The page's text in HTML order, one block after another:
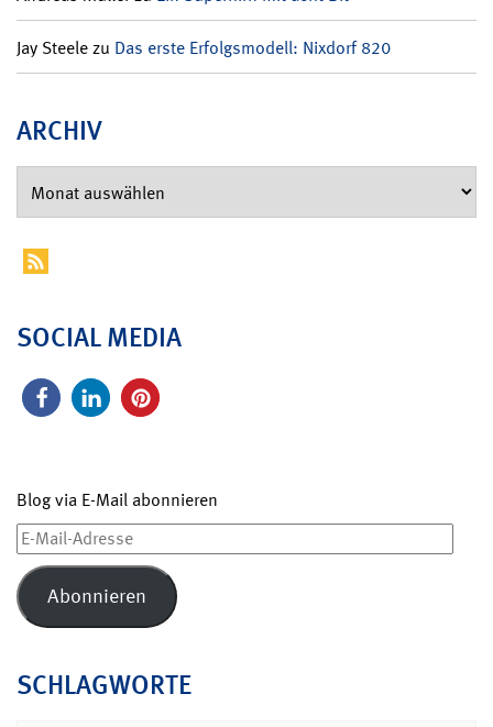
Jay Steelezu Das erste Erfolgsmodell: Nixdorf 820
ARCHIV
SOCIAL MEDIA
Blog via E-Mail abonnieren
E-
Mail-
Adresse
Abonnieren
SCHLAGWORTE